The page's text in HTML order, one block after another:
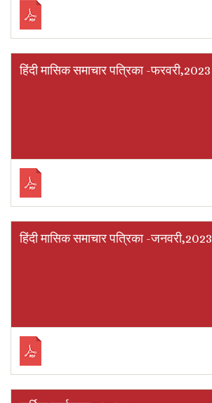
हिंदी मासिक समाचार पत्रिका -फरवरी,2023
हिंदी मासिक समाचार पत्रिका -जनवरी,2023